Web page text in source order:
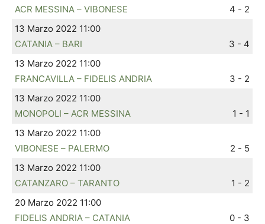
ACR MESSINA – VIBONESE
4 - 2
13 Marzo 2022 11:00
CATANIA – BARI
3 - 4
13 Marzo 2022 11:00
FRANCAVILLA – FIDELIS ANDRIA
3 - 2
13 Marzo 2022 11:00
MONOPOLI – ACR MESSINA
1 - 1
13 Marzo 2022 11:00
VIBONESE – PALERMO
2 - 5
13 Marzo 2022 11:00
CATANZARO – TARANTO
1 - 2
20 Marzo 2022 11:00
FIDELIS ANDRIA – CATANIA
0 - 3